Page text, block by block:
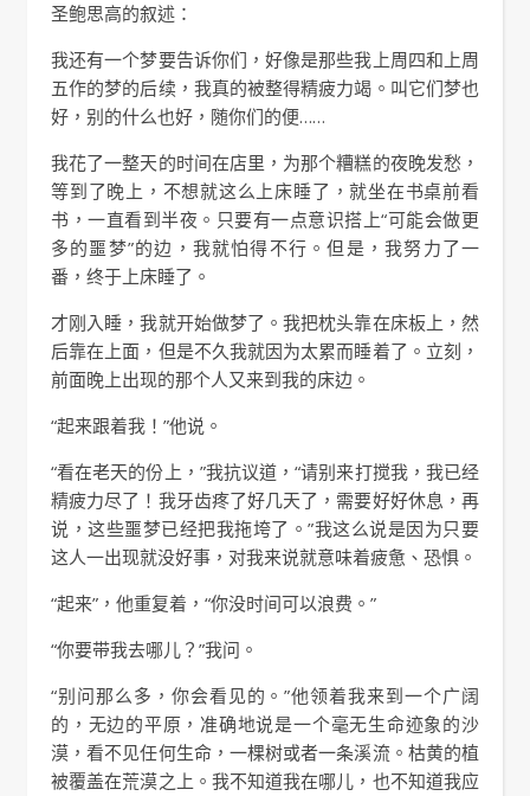
圣鲍思高的叙述：
我还有一个梦要告诉你们，好像是那些我上周四和上周
五作的梦的后续，我真的被整得精疲力竭。叫它们梦也
好，别的什么也好，随你们的便……
我花了一整天的时间在店里，为那个糟糕的夜晚发愁，
等到了晚上，不想就这么上床睡了，就坐在书桌前看
书，一直看到半夜。只要有一点意识搭上“可能会做更
多的噩梦”的边，我就怕得不行。但是，我努力了一
番，终于上床睡了。
才刚入睡，我就开始做梦了。我把枕头靠在床板上，然
后靠在上面，但是不久我就因为太累而睡着了。立刻，
前面晚上出现的那个人又来到我的床边。
“起来跟着我！”他说。
“看在老天的份上，”我抗议道，“请别来打搅我，我已经
精疲力尽了！我牙齿疼了好几天了，需要好好休息，再
说，这些噩梦已经把我拖垮了。”我这么说是因为只要
这人一出现就没好事，对我来说就意味着疲惫、恐惧。
“起来”，他重复着，“你没时间可以浪费。”
“你要带我去哪儿？”我问。
“别问那么多，你会看见的。”他领着我来到一个广阔
的，无边的平原，准确地说是一个毫无生命迹象的沙
漠，看不见任何生命，一棵树或者一条溪流。枯黄的植
被覆盖在荒漠之上。我不知道我在哪儿，也不知道我应